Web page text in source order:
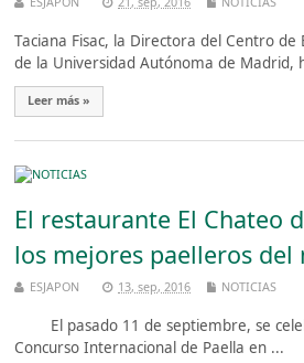
Taciana Fisac, la Directora del Centro de
de la Universidad Autónoma de Madrid,
Leer más »
El restaurante El Chateo
los mejores paelleros del
ESJAPON 13, sep, 2016 NOTICIAS
El pasado 11 de septiembre, se
Concurso Internacional de Paella en ...